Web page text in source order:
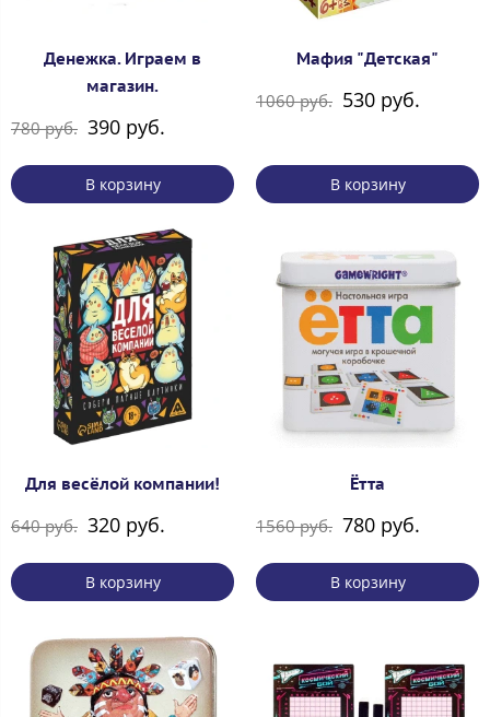
Денежка. Играем в
магазин.
780 руб. 390 руб.
В корзину
Мафия "Детская"
1060 руб. 530 руб.
В корзину
Для весёлой компании!
640 руб. 320 руб.
В корзину
Ётта
1560 руб. 780 руб.
В корзину